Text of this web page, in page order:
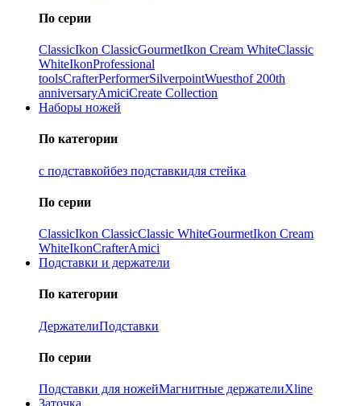
По серии
ClassicIkon ClassiсGourmetIkon Cream WhiteClassic
WhiteIkonProfessional
toolsCrafterPerformerSilverpointWuesthof 200th
anniversaryAmiciCreate Collection
Наборы ножей
По категории
с подставкойбез подставкидля стейка
По серии
ClassicIkon ClassiсClassic WhiteGourmetIkon Cream
WhiteIkonCrafterAmici
Подставки и держатели
По категории
ДержателиПодставки
По серии
Подставки для ножейМагнитные держателиXline